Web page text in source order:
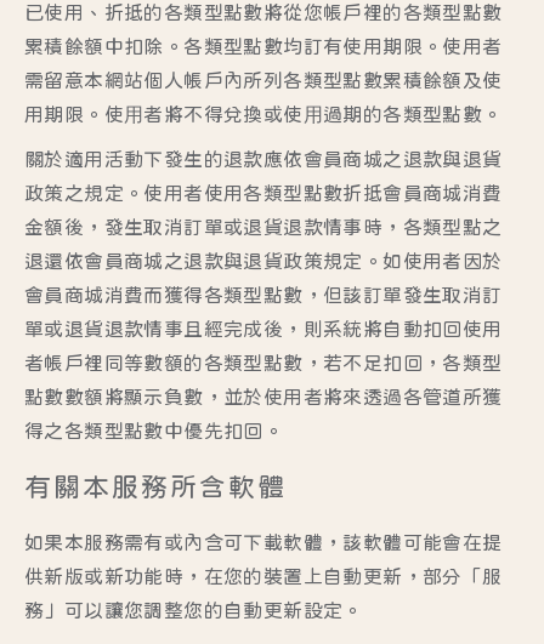
已使用、折抵的各類型點數將從您帳戶裡的各類型點數
累積餘額中扣除。各類型點數均訂有使用期限。使用者
需留意本網站個人帳戶內所列各類型點數累積餘額及使
用期限。使⽤者將不得兌換或使⽤過期的各類型點數。
關於適用活動下發生的退款應依會員商城之退款與退貨
政策之規定。使用者使用各類型點數折抵會員商城消費
金額後，發生取消訂單或退貨退款情事時，各類型點之
退還依會員商城之退款與退貨政策規定。如使用者因於
會員商城消費而獲得各類型點數，但該訂單發生取消訂
單或退貨退款情事且經完成後，則系統將自動扣回使用
者帳戶裡同等數額的各類型點數，若不足扣回，各類型
點數數額將顯示負數，並於使用者將來透過各管道所獲
得之各類型點數中優先扣回。
有關本服務所含軟體
如果本服務需有或內含可下載軟體，該軟體可能會在提
供新版或新功能時，在您的裝置上自動更新，部分「服
務」可以讓您調整您的自動更新設定。